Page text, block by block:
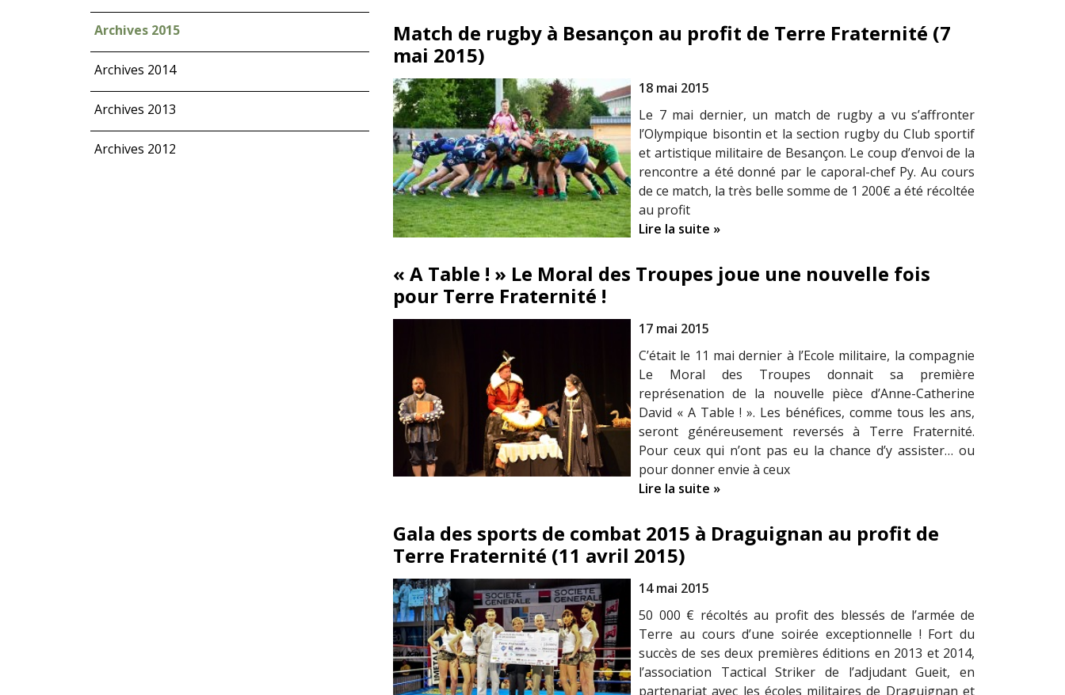
Archives 2015
Archives 2014
Archives 2013
Archives 2012
Match de rugby à Besançon au profit de Terre Fraternité (7
mai 2015)
18 mai 2015
Le 7 mai dernier, un match de rugby a vu s’affronter
l’Olympique bisontin et la section rugby du Club sportif
et artistique militaire de Besançon. Le coup d’envoi de la
rencontre a été donné par le caporal-chef Py. Au cours
de ce match, la très belle somme de 1 200€ a été récoltée
au profit
Lire la suite »
« A Table ! » Le Moral des Troupes joue une nouvelle fois
pour Terre Fraternité !
17 mai 2015
C’était le 11 mai dernier à l’Ecole militaire, la compagnie
Le Moral des Troupes donnait sa première
représenation de la nouvelle pièce d’Anne-Catherine
David « A Table ! ». Les bénéfices, comme tous les ans,
seront généreusement reversés à Terre Fraternité.
Pour ceux qui n’ont pas eu la chance d’y assister… ou
pour donner envie à ceux
Lire la suite »
Gala des sports de combat 2015 à Draguignan au profit de
Terre Fraternité (11 avril 2015)
14 mai 2015
50 000 € récoltés au profit des blessés de l’armée de
Terre au cours d’une soirée exceptionnelle ! Fort du
succès de ses deux premières éditions en 2013 et 2014,
l’association Tactical Striker de l’adjudant Gueit, en
partenariat avec les écoles militaires de Draguignan et